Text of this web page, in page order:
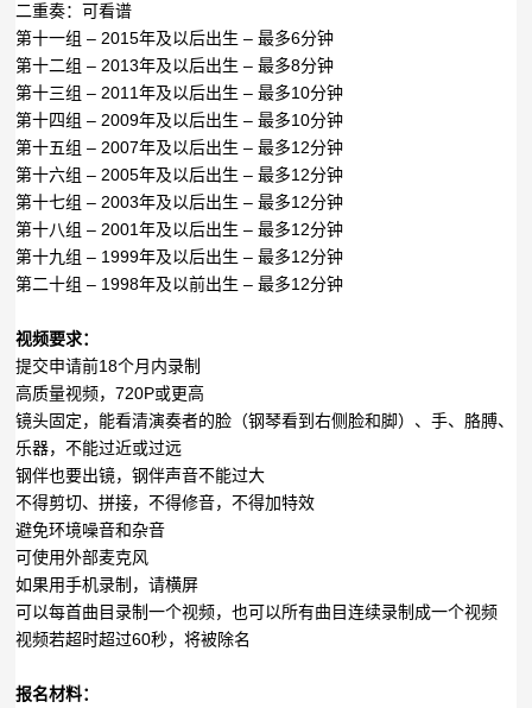
二重奏：可看谱
第十一组 – 2015年及以后出生 – 最多6分钟
第十二组 – 2013年及以后出生 – 最多8分钟
第十三组 – 2011年及以后出生 – 最多10分钟
第十四组 – 2009年及以后出生 – 最多10分钟
第十五组 – 2007年及以后出生 – 最多12分钟
第十六组 – 2005年及以后出生 – 最多12分钟
第十七组 – 2003年及以后出生 – 最多12分钟
第十八组 – 2001年及以后出生 – 最多12分钟
第十九组 – 1999年及以后出生 – 最多12分钟
第二十组 – 1998年及以前出生 – 最多12分钟
视频要求：
提交申请前18个月内录制
高质量视频，720P或更高
镜头固定，能看清演奏者的脸（钢琴看到右侧脸和脚）、手、胳膊、
乐器，不能过近或过远
钢伴也要出镜，钢伴声音不能过大
不得剪切、拼接，不得修音，不得加特效
避免环境噪音和杂音
可使用外部麦克风
如果用手机录制，请横屏
可以每首曲目录制一个视频，也可以所有曲目连续录制成一个视频
视频若超时超过60秒，将被除名
报名材料：